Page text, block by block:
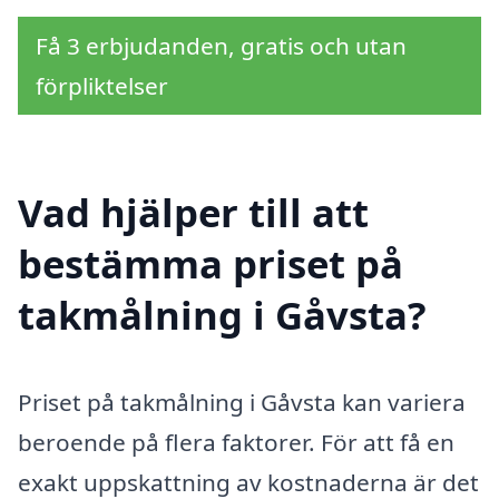
Få 3 erbjudanden, gratis och utan
förpliktelser
Vad hjälper till att
bestämma priset på
takmålning i Gåvsta?
Priset på takmålning i Gåvsta kan variera
beroende på flera faktorer. För att få en
exakt uppskattning av kostnaderna är det